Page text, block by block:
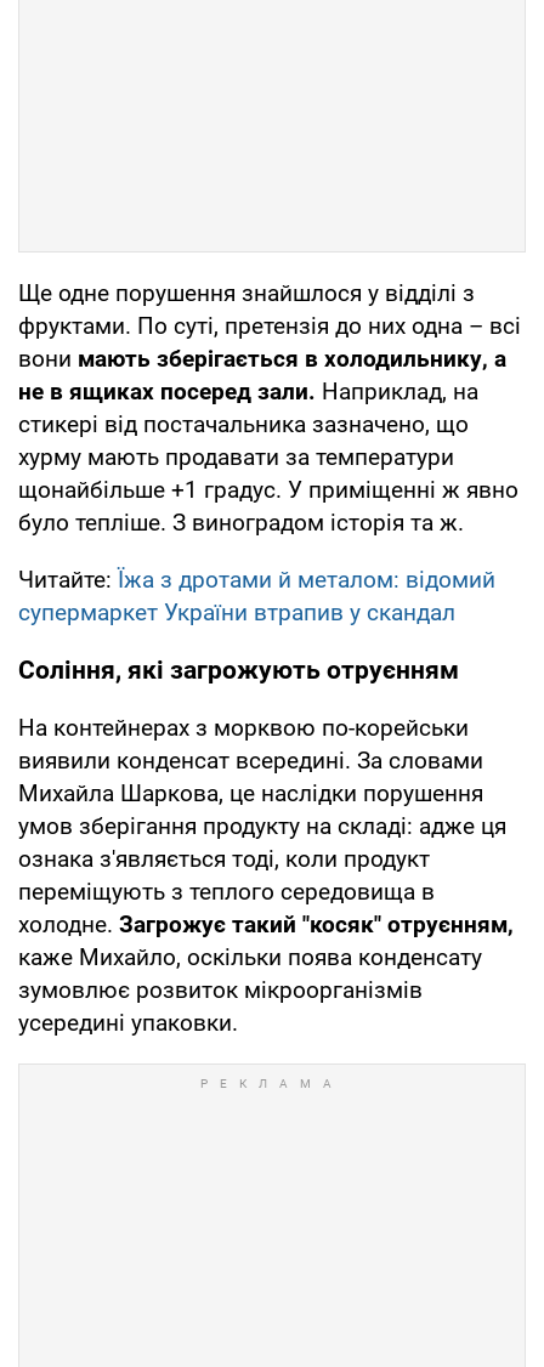
Ще одне порушення знайшлося у відділі з
фруктами. По суті, претензія до них одна – всі
вони мають зберігається в холодильнику, а
не в ящиках посеред зали. Наприклад, на
стикері від постачальника зазначено, що
хурму мають продавати за температури
щонайбільше +1 градус. У приміщенні ж явно
було тепліше. З виноградом історія та ж.
Читайте: Їжа з дротами й металом: відомий
супермаркет України втрапив у скандал
Соління, які загрожують отруєнням
На контейнерах з морквою по-корейськи
виявили конденсат всередині. За словами
Михайла Шаркова, це наслідки порушення
умов зберігання продукту на складі: адже ця
ознака з'являється тоді, коли продукт
переміщують з теплого середовища в
холодне. Загрожує такий "косяк" отруєнням,
каже Михайло, оскільки поява конденсату
зумовлює розвиток мікроорганізмів
усередині упаковки.